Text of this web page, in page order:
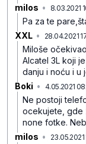
milos • 8.03.2021
Pa za te
XXL • 28.04.2021
Miloše
Alcatel 3L koji
danju i noću i u
Boki • 4.05.2021
Ne postoji
ocekujete, gde
none fotke.
milos • 23.05.2021